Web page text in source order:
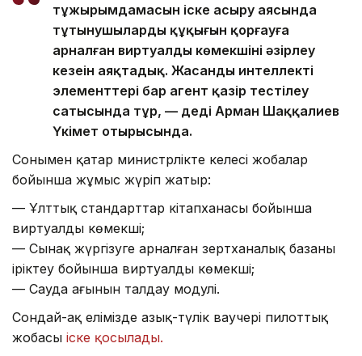
тұжырымдамасын іске асыру аясында
тұтынушылардың құқығын қорғауға
арналған виртуалды көмекшіні әзірлеу
кезеңін аяқтадық. Жасанды интеллекті
элементтері бар агент қазір тестілеу
сатысында тұр, — деді Арман Шаққалиев
Үкімет отырысында.
Сонымен қатар министрлікте келесі жобалар
бойынша жұмыс жүріп жатыр:
— Ұлттық стандарттар кітапханасы бойынша
виртуалды көмекші;
— Сынақ жүргізуге арналған зертханалық базаны
іріктеу бойынша виртуалды көмекші;
— Сауда ағынын талдау модулі.
Сондай-ақ елімізде азық-түлік ваучері пилоттық
жобасы іске қосылады.